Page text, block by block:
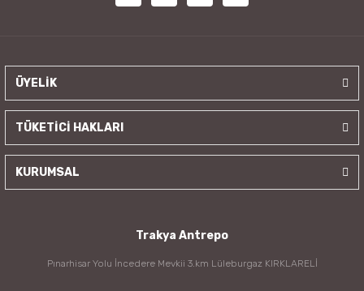
ÜYELİK
TÜKETİCİ HAKLARI
KURUMSAL
Trakya Antrepo
Pınarhisar Yolu İncedere Mevkii 3.km Lüleburgaz KIRKLARELİ